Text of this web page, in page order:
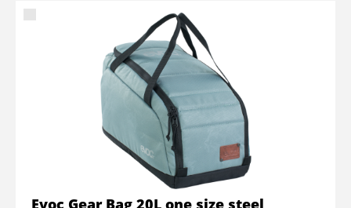
Evoc Gear Bag 20L one size steel